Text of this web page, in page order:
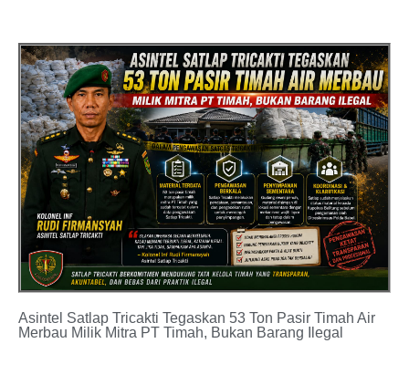
Asintel Satlap Tricakti Tegaskan 53 Ton Pasir Timah Air
Merbau Milik Mitra PT Timah, Bukan Barang Ilegal